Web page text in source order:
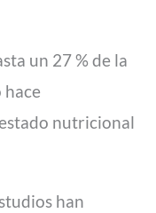
un 27 % de la
nutricional
han